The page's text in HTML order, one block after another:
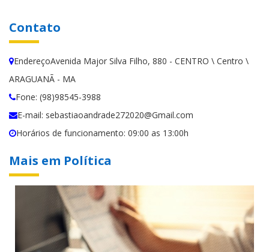
Contato
EndereçoAvenida Major Silva Filho, 880 - CENTRO \ Centro \
ARAGUANÃ - MA
Fone: (98)98545-3988
E-mail: sebastiaoandrade272020@Gmail.com
Horários de funcionamento: 09:00 as 13:00h
Mais em Política